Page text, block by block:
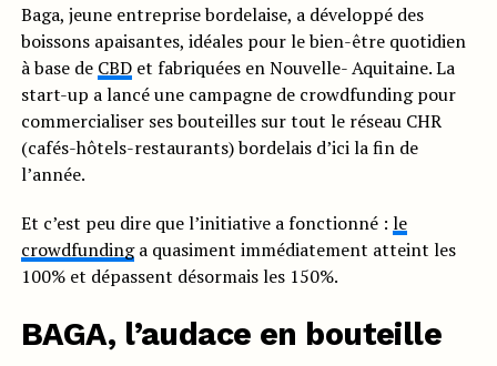
Baga, jeune entreprise bordelaise, a développé des
boissons apaisantes, idéales pour le bien-être quotidien
à base de CBDet fabriquées en Nouvelle- Aquitaine. La
start-up a lancé une campagne de crowdfunding pour
commercialiser ses bouteilles sur tout le réseau CHR
(cafés-hôtels-restaurants) bordelais d’ici la fin de
l’année.
Et c’est peu dire que l’initiative a fonctionné : le
crowdfundinga quasiment immédiatement atteint les
100% et dépassent désormais les 150%.
BAGA, l’audace en bouteille